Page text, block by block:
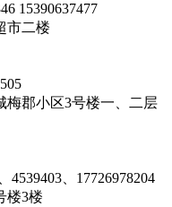
15390637477
市二楼
梅郡小区3号楼一、二层
4539403、17726978204
楼3楼